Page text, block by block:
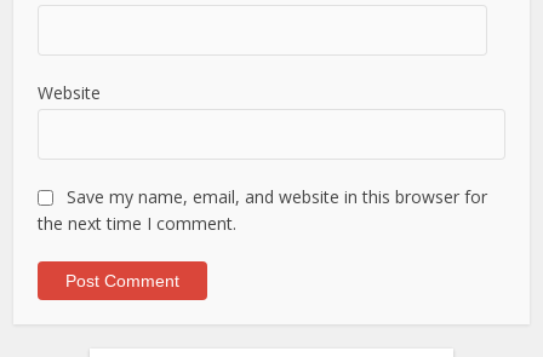
Website
Save my name, email, and website in this browser for
the next time I comment.